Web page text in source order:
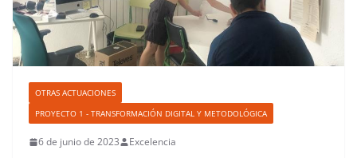
OTRAS ACTUACIONES
PROYECTO 1 - TRANSFORMACIÓN DIGITAL Y METODOLÓGICA
6 de junio de 2023 Excelencia